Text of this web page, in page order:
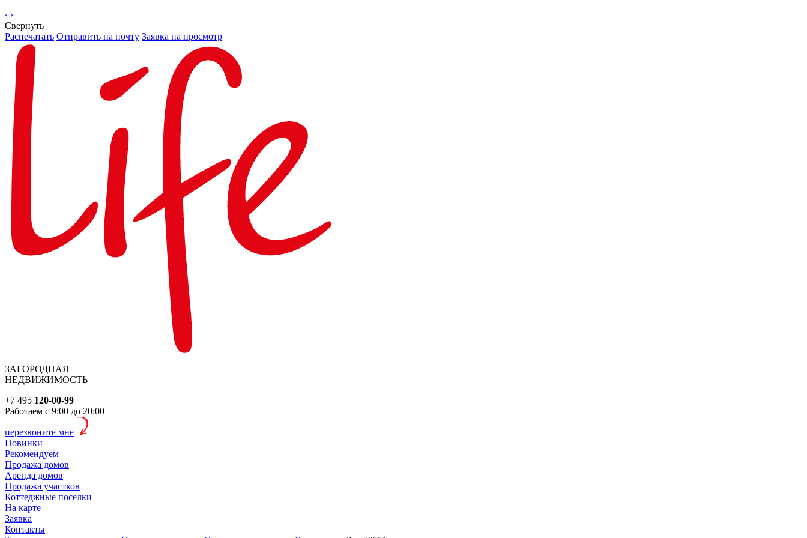
‹ ›
Свернуть
Распечатать Отправить на почту Заявка на просмотр
ЗАГОРОДНАЯ
НЕДВИЖИМОСТЬ
+7 495 120-00-99
Работаем с 9:00 до 20:00
перезвоните мне
Новинки
Рекомендуем
Продажа домов
Аренда домов
Продажа участков
Коттеджные поселки
На карте
Заявка
Контакты